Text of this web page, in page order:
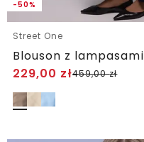
-50%
Street One
Blouson z lampasami
229,00 zł459,00zł